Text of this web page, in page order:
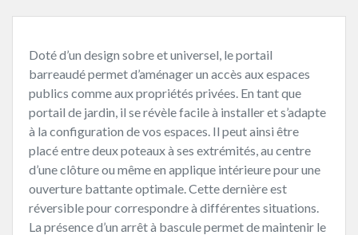
Doté d’un design sobre et universel, le portail
barreaudé permet d’aménager un accès aux espaces
publics comme aux propriétés privées. En tant que
portail de jardin, il se révèle facile à installer et s’adapte
à la configuration de vos espaces. Il peut ainsi être
placé entre deux poteaux à ses extrémités, au centre
d’une clôture ou même en applique intérieure pour une
ouverture battante optimale. Cette dernière est
réversible pour correspondre à différentes situations.
La présence d’un arrêt à bascule permet de maintenir le